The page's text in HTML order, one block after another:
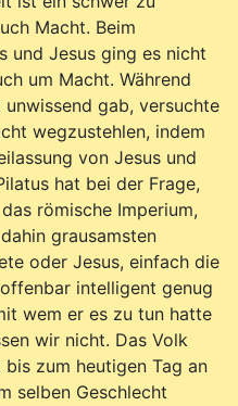
Macht. Beim
und Jesus ging es nicht
um Macht. Während
gab, versuchte
wegzustehlen, indem
von Jesus und
hat bei der Frage,
römische Imperium,
grausamsten
oder Jesus, einfach die
intelligent genug
wem er es zu tun hatte
wir nicht. Das Volk
zum heutigen Tag an
selben Geschlecht